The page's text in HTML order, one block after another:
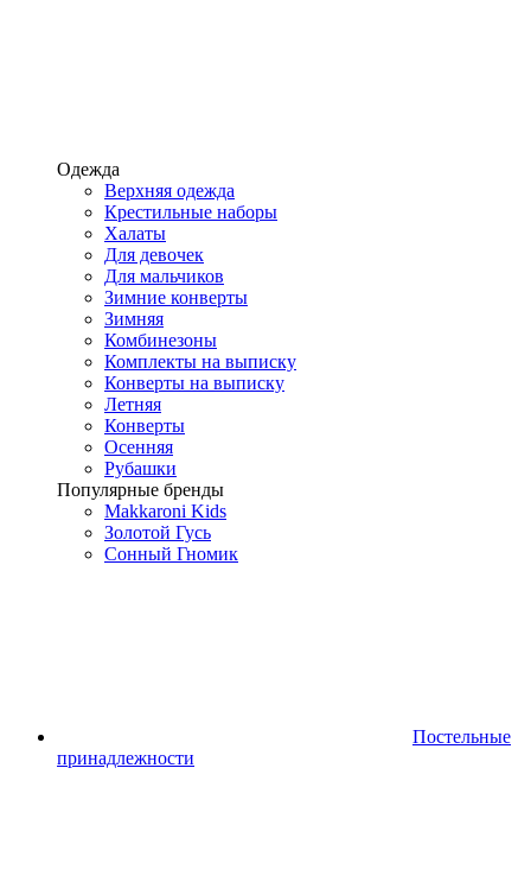
Одежда
Верхняя одежда
Крестильные наборы
Халаты
Для девочек
Для мальчиков
Зимние конверты
Зимняя
Комбинезоны
Комплекты на выписку
Конверты на выписку
Летняя
Конверты
Осенняя
Рубашки
Популярные бренды
Makkaroni Kids
Золотой Гусь
Сонный Гномик
Постельные
принадлежности